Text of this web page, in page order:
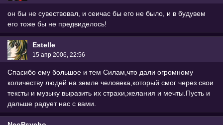
он бы не сувествовал, и сеичас бы его не было, и в будувем
его тоже бы не предвиделось!
Estelle
15 апр 2006, 22:56
Спасибо ему большое и тем Силам,что дали огромному
количеству людей на земле человека,который смог через свои
тексты и музыку выразить их страхи,желания и мечты.Пусть и
дальше радует нас с вами.